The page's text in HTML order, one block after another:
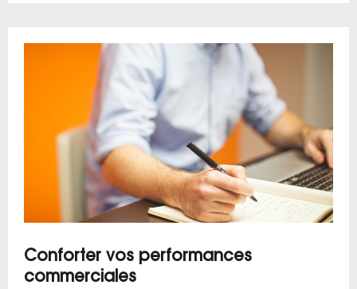
Conforter vos performances
commerciales